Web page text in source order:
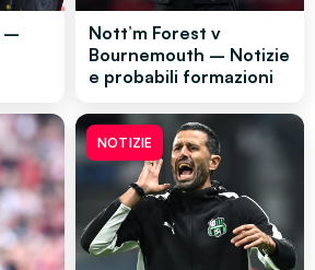
–
Nott’m Forest v
Bournemouth – Notizie
e probabili formazioni
NOTIZIE